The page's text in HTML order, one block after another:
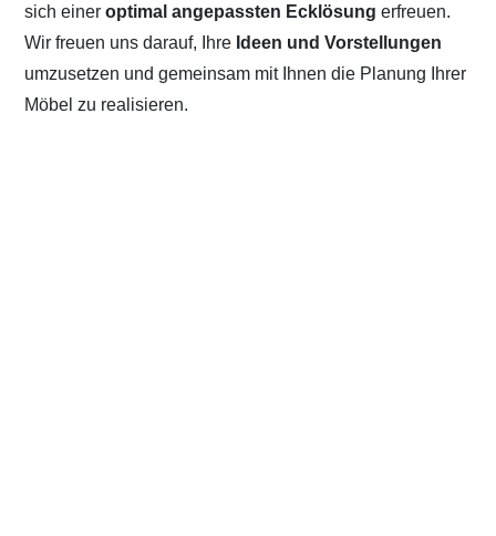
sich eineroptimal angepassten Ecklösung erfreuen.
Wir freuen uns darauf, Ihre Ideen und Vorstellungen
umzusetzen und gemeinsam mit Ihnen die Planung Ihrer
Möbel zu realisieren.